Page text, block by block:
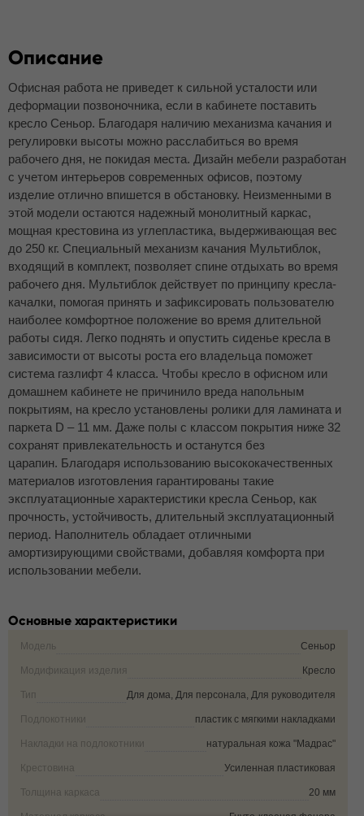
Описание
Офисная работа не приведет к сильной усталости или
деформации позвоночника, если в кабинете поставить
кресло Сеньор. Благодаря наличию механизма качания и
регулировки высоты можно расслабиться во время
рабочего дня, не покидая места. Дизайн мебели разработан
с учетом интерьеров современных офисов, поэтому
изделие отлично впишется в обстановку. Неизменными в
этой модели остаются надежный монолитный каркас,
мощная крестовина из углепластика, выдерживающая вес
до 250 кг. Специальный механизм качания Мультиблок,
входящий в комплект, позволяет спине отдыхать во время
рабочего дня. Мультиблок действует по принципу кресла-
качалки, помогая принять и зафиксировать пользователю
наиболее комфортное положение во время длительной
работы сидя. Легко поднять и опустить сиденье кресла в
зависимости от высоты роста его владельца поможет
система газлифт 4 класса. Чтобы кресло в офисном или
домашнем кабинете не причинило вреда напольным
покрытиям, на кресло установлены ролики для ламината и
паркета D – 11 мм. Даже полы с классом покрытия ниже 32
сохранят привлекательность и останутся без
царапин. Благодаря использованию высококачественных
материалов изготовления гарантированы такие
эксплуатационные характеристики кресла Сеньор, как
прочность, устойчивость, длительный эксплуатационный
период. Наполнитель обладает отличными
амортизирующими свойствами, добавляя комфорта при
использовании мебели.
Основные характеристики
Модель Сеньор
Модификация изделия Кресло
Тип Для дома, Для персонала, Для руководителя
Подлокотники пластик с мягкими накладками
Накладки на подлокотники натуральная кожа "Мадрас"
Крестовина Усиленная пластиковая
Толщина каркаса 20 мм